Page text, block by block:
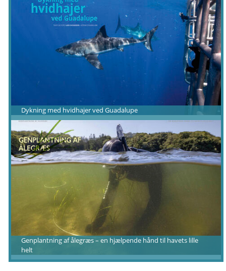
Dykning med hvidhajer ved Guadalupe
Genplantning af ålegræs – en hjælpende hånd til havets lille
helt